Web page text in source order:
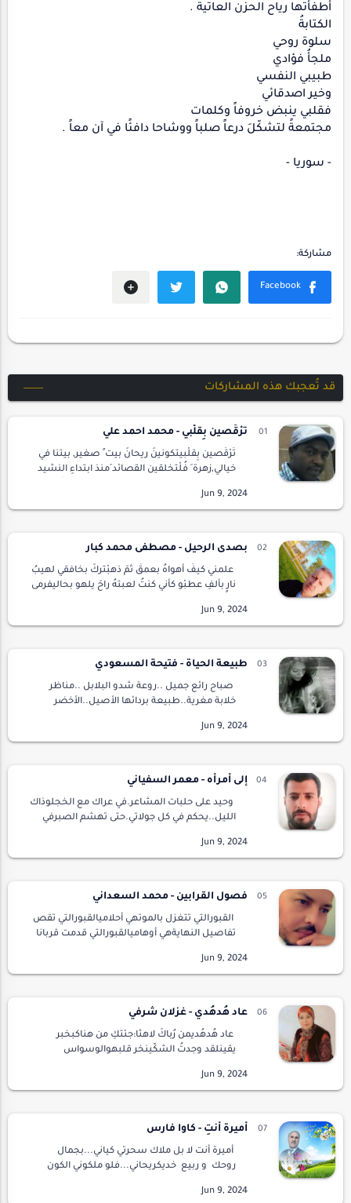
أطفأتها رياح الحزن العاتية .
الكتابةُ
سلوة روحي
ملجأُ فؤادي
طبيبي النفسي
وخير اصدقائي
فقلبي ينبض خروفاً وكلمات
مجتمعةً لتشكّلَ درعاً صلباً ووشاحا دافئًا في آن معاً .
- سوريا -
قد تُعجبك هذه المشاركات
تَرْقُصين بِقلْبي - محمد احمد علي
تَرْقُصين بِقلْبيتكونينَ ريحانَ بيت ٍ صغير, بيتنا في
خيالي,زهرة َ فُلْتخلقين القصائد َمنذ ابتداءِ النشيد
قلب ٍ مُلِحٍتنامين أنتِت…
بصدى الرحيل - مصطفى محمد كبار
علمني كيفَ أهواهُ بعمقْ ثمَ ذهبْتركَ بخافقي لهيبُ
نارٍ بألفِ عطبْو كأني كنتُ لعبتهُ راحَ يلهو بحاليفرمى
بجسدي يرهقنيفضاعَ مني…
طبيعة الحياة - فتيحة المسعودي
صباح رائع جميل ..روعة شدو البلابل ..مناظر
خلابة مغرية..طبيعة بردائها الأصيل..الأخضر
وأحاسيس رهيفة..ولحظة عدم الإنقياد ..لدقائق
وقت الفاص…
إلى أمرأه - معمر السفياني
وحيد على حلبات المشاعر.في عراك مع الخجلوذاك
الليل..يحكم في كل جولاتي.حتى تهشم الصبرفي
.فلتنظرين.إلى شوقي كيف ينزف.حتى مات
الصمت.في حبك.من …
فصول القرابين - محمد السعداني
القبورالتي تتغزل بالموتهي أحلاميالقبورالتي تقص
تفاصيل النهايةهي أوهاميالقبورالتي قدمت قربانا
فرجةيلبسون أثواب البكاء للزينةويقهقهون ح…
عاد هُدهُدي - غزلان شرفي
عاد هُدهُديمن رُباكَ لاهثا:جئتكِ من هناكبخبر
يقينلقد وجدتُ الشكّينخر قلبهوالوسواس
الحملَ الثقيلقلتُ بكل برودوالشوقُ يفتت
كبديمالي…
أميرة أنتِ - كاوا فارس
أميرة أنت لا بل ملاك سحرتي كياني...بجمال
روحك و ربيع خديكريحاني...فلو ملكوني الكون
توقفشرياني.…